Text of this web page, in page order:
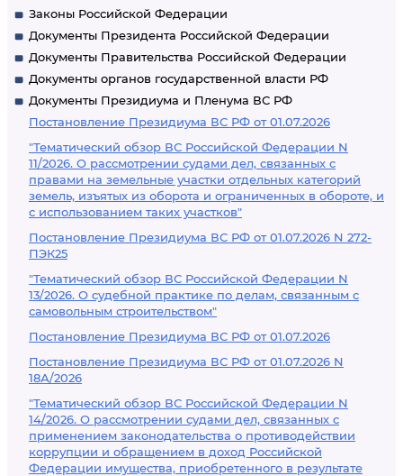
Законы Российской Федерации
Документы Президента Российской Федерации
Документы Правительства Российской Федерации
Документы органов государственной власти РФ
Документы Президиума и Пленума ВС РФ
Постановление Президиума ВС РФ от 01.07.2026
"Тематический обзор ВС Российской Федерации N
11/2026. О рассмотрении судами дел, связанных с
правами на земельные участки отдельных категорий
земель, изъятых из оборота и ограниченных в обороте, и
с использованием таких участков"
Постановление Президиума ВС РФ от 01.07.2026 N 272-
ПЭК25
"Тематический обзор ВС Российской Федерации N
13/2026. О судебной практике по делам, связанным с
самовольным строительством"
Постановление Президиума ВС РФ от 01.07.2026
Постановление Президиума ВС РФ от 01.07.2026 N
18А/2026
"Тематический обзор ВС Российской Федерации N
14/2026. О рассмотрении судами дел, связанных с
применением законодательства о противодействии
коррупции и обращением в доход Российской
Федерации имущества, приобретенного в результате